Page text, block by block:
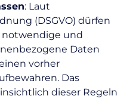
: Laut
(DSGVO) dürfen
und
Daten
vorher
Das
dieser Regeln